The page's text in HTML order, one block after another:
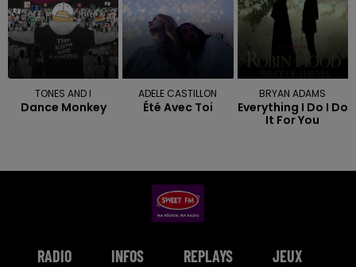
TONES AND I
Dance Monkey
ADELE CASTILLON
Été Avec Toi
BRYAN ADAMS
Everything I Do I Do
It For You
RADIO INFOS REPLAYS JEUX